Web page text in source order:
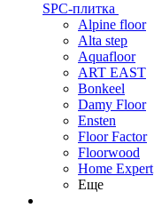
SPC-плитка
Alpine floor
Alta step
Aquafloor
ART EAST
Bonkeel
Damy Floor
Ensten
Floor Factor
Floorwood
Home Expert
Еще